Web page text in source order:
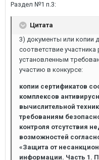
Раздел №1 п.3:
Цитата
3) документы или копии
соответствие
установленным
участию в конкурсе:
копии сертификатов
комплексов
вычислительной
требованиям
контроля отсутствия
возможностей
«Защита от
информации. Часть 1.